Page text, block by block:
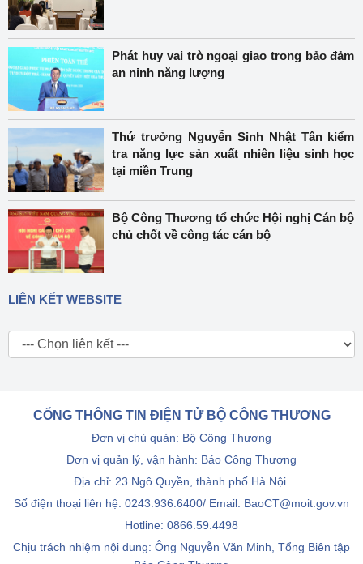
Phát huy vai trò ngoại giao trong bảo đảm
an ninh năng lượng
Thứ trưởng Nguyễn Sinh Nhật Tân kiểm
tra năng lực sản xuất nhiên liệu sinh học
tại miền Trung
Bộ Công Thương tổ chức Hội nghị Cán bộ
chủ chốt về công tác cán bộ
LIÊN KẾT WEBSITE
CỔNG THÔNG TIN ĐIỆN TỬ BỘ CÔNG THƯƠNG
Đơn vị chủ quản: Bộ Công Thương
Đơn vị quản lý, vận hành: Báo Công Thương
Địa chỉ: 23 Ngô Quyền, thành phố Hà Nội.
Số điện thoại liên hệ: 0243.936.6400/ Email: BaoCT@moit.gov.vn
Hotline: 0866.59.4498
Chịu trách nhiệm nội dung: Ông Nguyễn Văn Minh, Tổng Biên tập